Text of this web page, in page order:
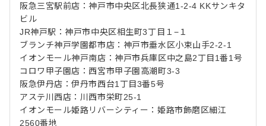
阪急三宮駅前店：神戸市中央区北長狭通1-2-4 KKサンキタ
ビル
JR神戸駅：神戸市中央区相生町3丁目１−１
ブランチ神戸学園都市店：神戸市垂水区小束山手2-2-1
イオンモール神戸南店：神戸市兵庫区中之島2丁目1番1号
コロワ甲子園店：西宮市甲子園高潮町3-3
阪急伊丹店：伊丹市西台1丁目3番5号
アステ川西店：川西市栄町25-1
イオンモール姫路リバーシティー：姫路市飾磨区細江
2560番地